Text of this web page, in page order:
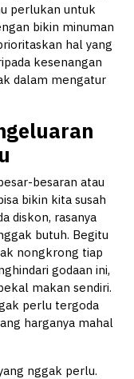
perlukan untuk
bikin minuman
hal yang
kesenangan
dalam mengatur
besaran atau
bikin kita susah
diskon, rasanya
butuh. Begitu
nongkrong tiap
godaan ini,
makan sendiri.
perlu tergoda
harganya mahal
nggak perlu.